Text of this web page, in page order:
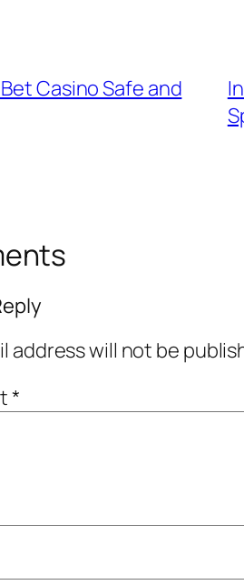
Casino Safe and
address will not be
*